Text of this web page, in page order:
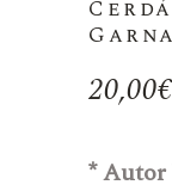
20,00€
* Autor